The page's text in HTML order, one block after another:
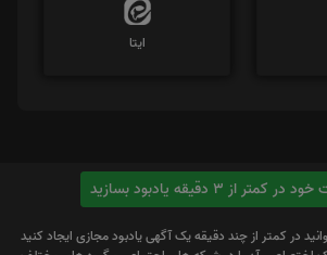
ایتا
از 3 دقیقه یادبود بسازید
در کمتر از چند دقیقه یک آگهی یادبود مجازی ایجاد کنید